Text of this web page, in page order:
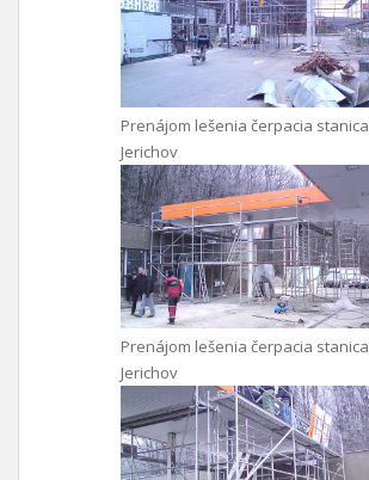
Prenájom lešenia čerpacia stanica
Jerichov
Prenájom lešenia čerpacia stanica
Jerichov